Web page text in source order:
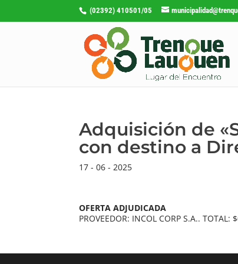
(02392) 410501/05
Adquisición de
con destino a
17 - 06 - 2025
OFERTA ADJUDICADA
PROVEEDOR: INCOL CORP S.A.. TOTAL: